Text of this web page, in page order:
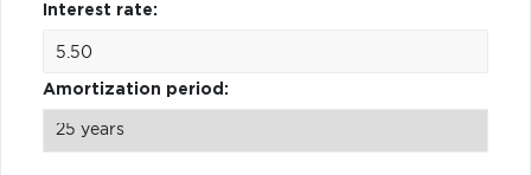
Interest rate:
Amortization period: